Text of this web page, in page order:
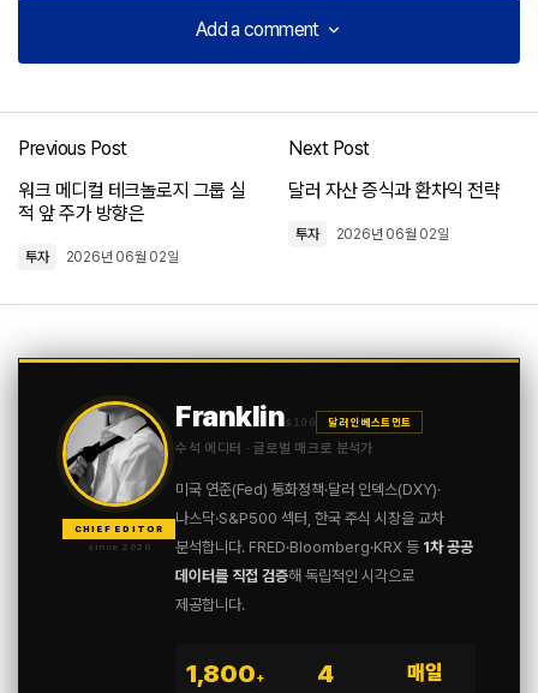
Add a comment
Add a comment
Previous Post
워크 메디컬 테크놀로지 그룹 실
적 앞 주가 방향은
투자 2026년 06월 02일
Next Post
달러 자산 증식과 환차익 전략
투자 2026년 06월 02일
CHIEF EDITOR
since 2020
Franklin$100 달러 인베스트먼트
수석 에디터 · 글로벌 매크로 분석가
미국 연준(Fed) 통화정책·달러 인덱스(DXY)·
나스닥·S&P500 섹터, 한국 주식 시장을 교차
분석합니다. FRED·Bloomberg·KRX 등 1차 공공
데이터를 직접 검증해 독립적인 시각으로
제공합니다.
1,800+ 4 매일